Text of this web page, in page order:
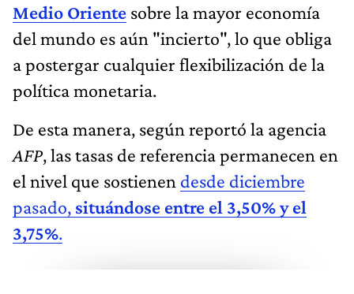
Medio Oriente sobre la mayor economía
del mundo es aún "incierto", lo que obliga
a postergar cualquier flexibilización de la
política monetaria.
De esta manera, según reportó la agencia
AFP, las tasas de referencia permanecen en
el nivel que sostienen desde diciembre
pasado, situándose entre el 3,50% y el
3,75%.